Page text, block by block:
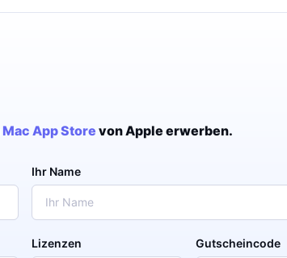
Mac App Store von Apple erwerben.
Ihr Name
Lizenzen Gutscheincode